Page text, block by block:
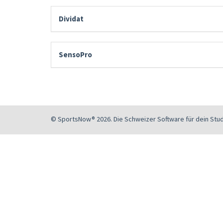
Dividat
SensoPro
© SportsNow® 2026. Die Schweizer Software für dein